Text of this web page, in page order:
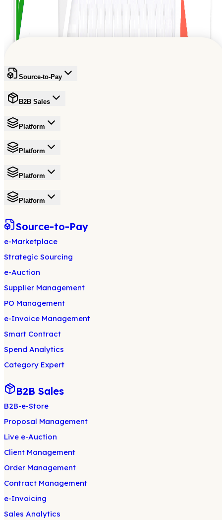
Die nächste Generation inspirieren und ihren Fortschritt
vorantreiben.
Kostenlos anmelden
Source-to-Pay
B2B Sales
Platform
Platform
Platform
Platform
Source-to-Pay
e-Marketplace
Strategic Sourcing
e-Auction
Supplier Management
PO Management
e-Invoice Management
Smart Contract
Spend Analytics
Category Expert
B2B Sales
B2B-e-Store
Proposal Management
Live e-Auction
Client Management
Order Management
Contract Management
e-Invoicing
Sales Analytics